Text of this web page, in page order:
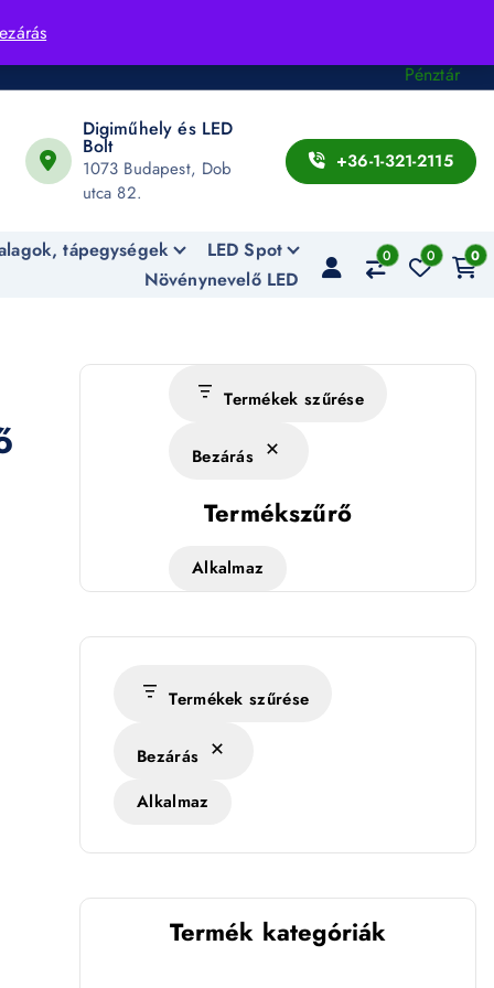
Pénztár
Digiműhely és LED
Bolt
1073 Budapest, Dob
utca 82.
+36-1-321-2115
tápegységek
LED Spot
Növénynevelő LED
0 0 0
Termékek szűrése
Bezárás
Termékszűrő
Alkalmaz
Termékek szűrése
Bezárás
Alkalmaz
Termék kategóriák